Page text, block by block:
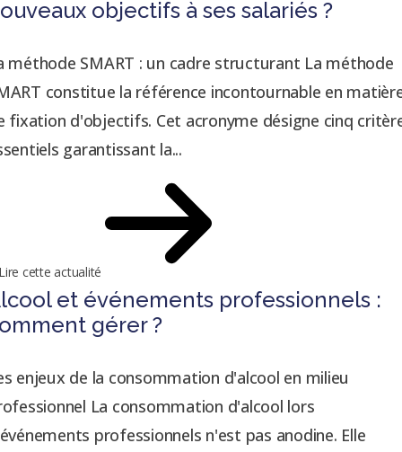
objectifs à ses salariés ?
méthode SMART : un cadre structurant La méthode
constitue la référence incontournable en
fixation d'objectifs. Cet acronyme désigne cinq
garantissant la...
cette actualité
et événements professionnels :
gérer ?
enjeux de la consommation d'alcool en milieu
La consommation d'alcool lors
professionnels n'est pas anodine. Elle